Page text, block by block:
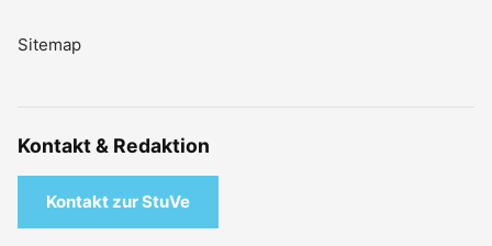
Sitemap
Kontakt & Redaktion
Kontakt zur StuVe